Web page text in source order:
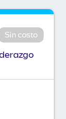
Sin costo